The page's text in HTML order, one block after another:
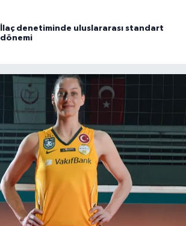
İlaç denetiminde uluslararası standart
dönemi